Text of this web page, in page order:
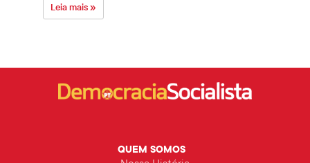
Leia mais »
QUEM SOMOS